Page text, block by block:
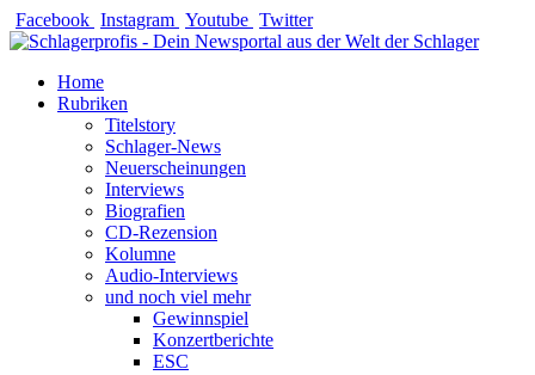
Zum
Inhalt
Facebook Instagram Youtube Twitter
Home
Rubriken
Titelstory
Schlager-News
Neuerscheinungen
Interviews
Biografien
CD-Rezension
Kolumne
Audio-Interviews
und noch viel mehr
Gewinnspiel
Konzertberichte
ESC